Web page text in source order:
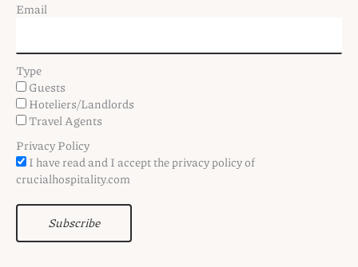
Email
Type
Guests
Hoteliers/Landlords
Travel Agents
Privacy Policy
I have read and I accept the privacy policy of
crucialhospitality.com
Subscribe